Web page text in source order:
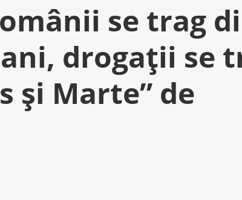
se trag
drogaţii se
şi Marte” de